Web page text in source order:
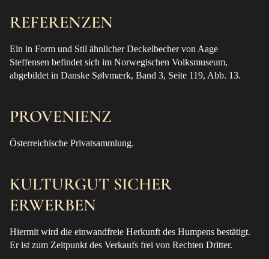
REFERENZEN
Ein in Form und Stil ähnlicher Deckelbecher von Aage
Steffensen befindet sich im Norwegischen Volksmuseum,
abgebildet in Danske Sølvmærk, Band 3, Seite 119, Abb. 13.
PROVENIENZ
Österreichische Privatsammlung.
KULTURGUT SICHER
ERWERBEN
Hiermit wird die einwandfreie Herkunft des Humpens bestätigt.
Er ist zum Zeitpunkt des Verkaufs frei von Rechten Dritter.